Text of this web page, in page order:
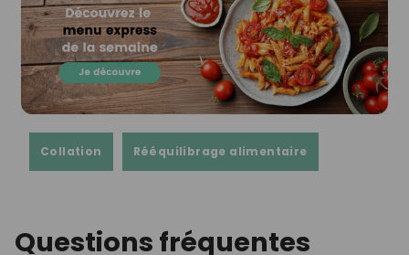
Collation Rééquilibrage alimentaire
Questions fréquentes